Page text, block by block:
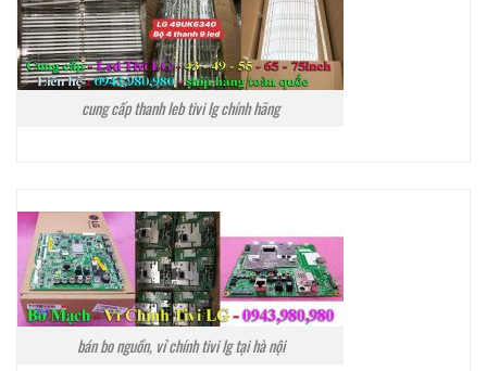
cung cấp thanh leb tivi lg chính hãng
bán bo nguồn, vỉ chính tivi lg tại hà nội